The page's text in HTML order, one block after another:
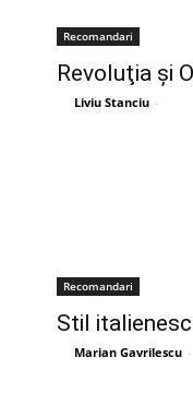
Recomandari
Revoluţia şi
Liviu Stanciu -
Recomandari
Stil
Marian Gavrilescu -